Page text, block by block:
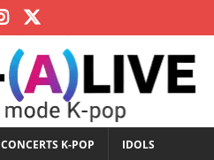
CONCERTS K-POP IDOLS